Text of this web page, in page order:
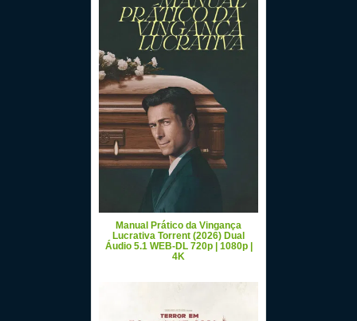
Manual Prático da Vingança
Lucrativa Torrent (2026) Dual
Áudio 5.1 WEB-DL 720p | 1080p |
4K